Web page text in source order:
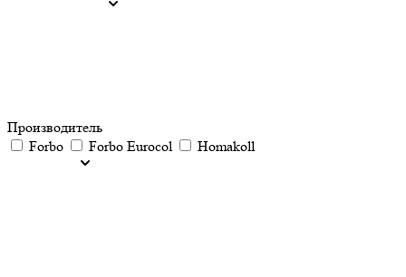
Производитель
Forbo
Forbo Eurocol Homakoll